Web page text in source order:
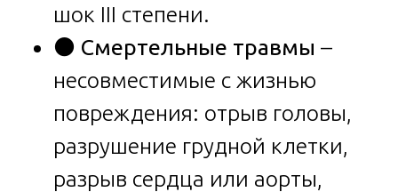
шок III степени.
⚫ Смертельные травмы –
несовместимые с жизнью
повреждения: отрыв головы,
разрушение грудной клетки,
разрыв сердца или аорты,